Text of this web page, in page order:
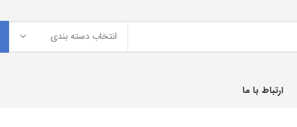
انتخاب دسته بندی
ارتباط با ما